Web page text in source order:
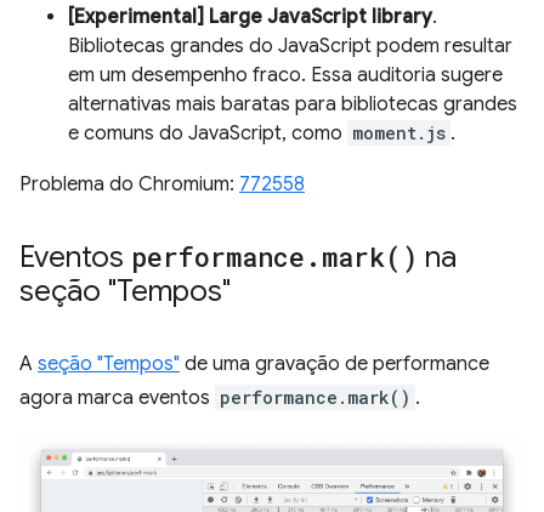
[Experimental] Large JavaScript library.
Bibliotecas grandes do JavaScript podem resultar
em um desempenho fraco. Essa auditoria sugere
alternativas mais baratas para bibliotecas grandes
e comuns do JavaScript, como moment.js .
Problema do Chromium: 772558
Eventos performance . mark( ) na
seção "Tempos"
A seção "Tempos" de uma gravação de performance
agora marca eventos performance.mark() .